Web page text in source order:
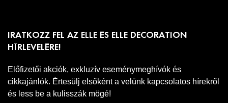
IRATKOZZ FEL AZ ELLE ÉS ELLE DECORATION
HÍRLEVELÉRE!
Előfizetői akciók, exkluzív eseménymeghívók és
cikkajánlók. Értesülj elsőként a velünk kapcsolatos hírekről
és less be a kulisszák mögé!